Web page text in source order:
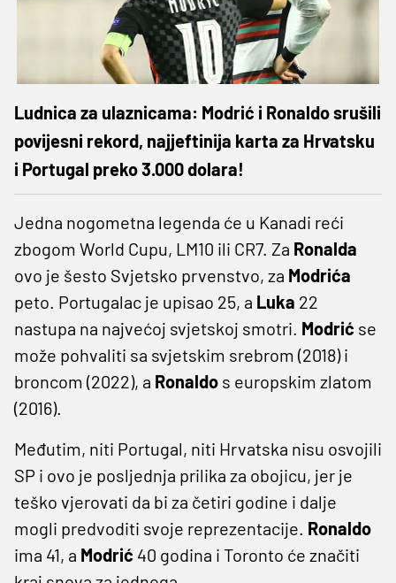
Ludnica za ulaznicama: Modrić i Ronaldo srušili
povijesni rekord, najjeftinija karta za Hrvatsku
i Portugal preko 3.000 dolara!
Jedna nogometna legenda će u Kanadi reći
zbogom World Cupu, LM10 ili CR7. Za Ronalda
ovo je šesto Svjetsko prvenstvo, za Modrića
peto. Portugalac je upisao 25, a Luka 22
nastupa na najvećoj svjetskoj smotri. Modrić se
može pohvaliti sa svjetskim srebrom (2018) i
broncom (2022), a Ronaldo s europskim zlatom
(2016).
Međutim, niti Portugal, niti Hrvatska nisu osvojili
SP i ovo je posljednja prilika za obojicu, jer je
teško vjerovati da bi za četiri godine i dalje
mogli predvoditi svoje reprezentacije. Ronaldo
ima 41, a Modrić 40 godina i Toronto će značiti